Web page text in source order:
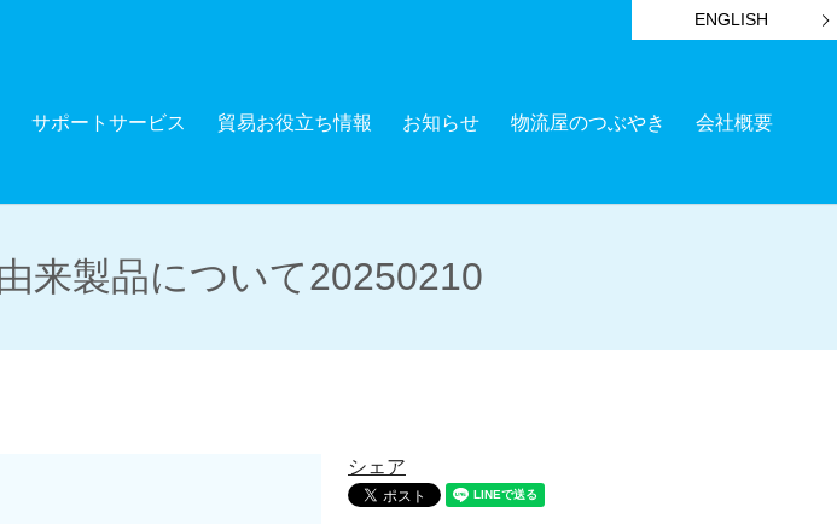
ENGLISH
サポートサービス 貿易お役立ち情報 お知らせ 物流屋のつぶやき
会社概要
来製品について20250210
シェア